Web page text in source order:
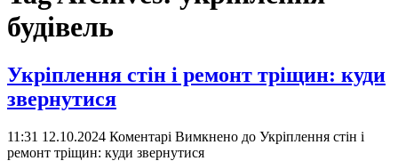
будівель
Укріплення стін і ремонт тріщин: куди
звернутися
11:31 12.10.2024 Коментарі Вимкнено до Укріплення стін і
ремонт тріщин: куди звернутися